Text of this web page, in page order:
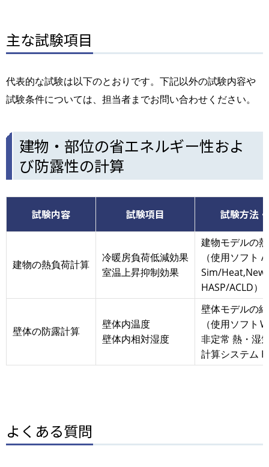
主な試験項目
代表的な試験は以下のとおりです。下記以外の試験内容や
試験条件については、担当者までお問い合わせください。
建物・部位の省エネルギー性およ
び防露性の計算
試験内容 試験項目 試験方法
建物の熱負荷計算
冷暖房負荷低減効果
室温上昇抑制効果
建物モデルの
（使用ソフト
Sim/Heat,New
HASP/ACLD）
壁体の防露計算
壁体内温度
壁体内相対湿度
壁体モデルの
（使用ソフト
非定常 熱・湿
計算システム
よくある質問